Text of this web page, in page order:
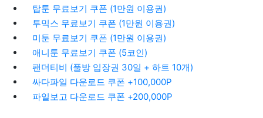
탑툰 무료보기 쿠폰 (1만원 이용권)
투믹스 무료보기 쿠폰 (1만원 이용권)
미툰 무료보기 쿠폰 (1만원 이용권)
애니툰 무료보기 쿠폰 (5코인)
팬더티비 (풀방 입장권 30일 + 하트 10개)
싸다파일 다운로드 쿠폰 +100,000P
파일보고 다운로드 쿠폰 +200,000P